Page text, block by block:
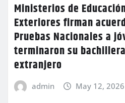
Ministerios de
Exteriores firman
Pruebas Nacionales a
terminaron su
extranjero
admin May 12, 2026